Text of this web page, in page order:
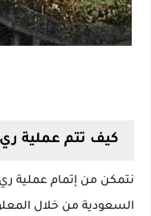
كيف تتم عملية
نتمكن من إتمام عملية
السعودية من خلال